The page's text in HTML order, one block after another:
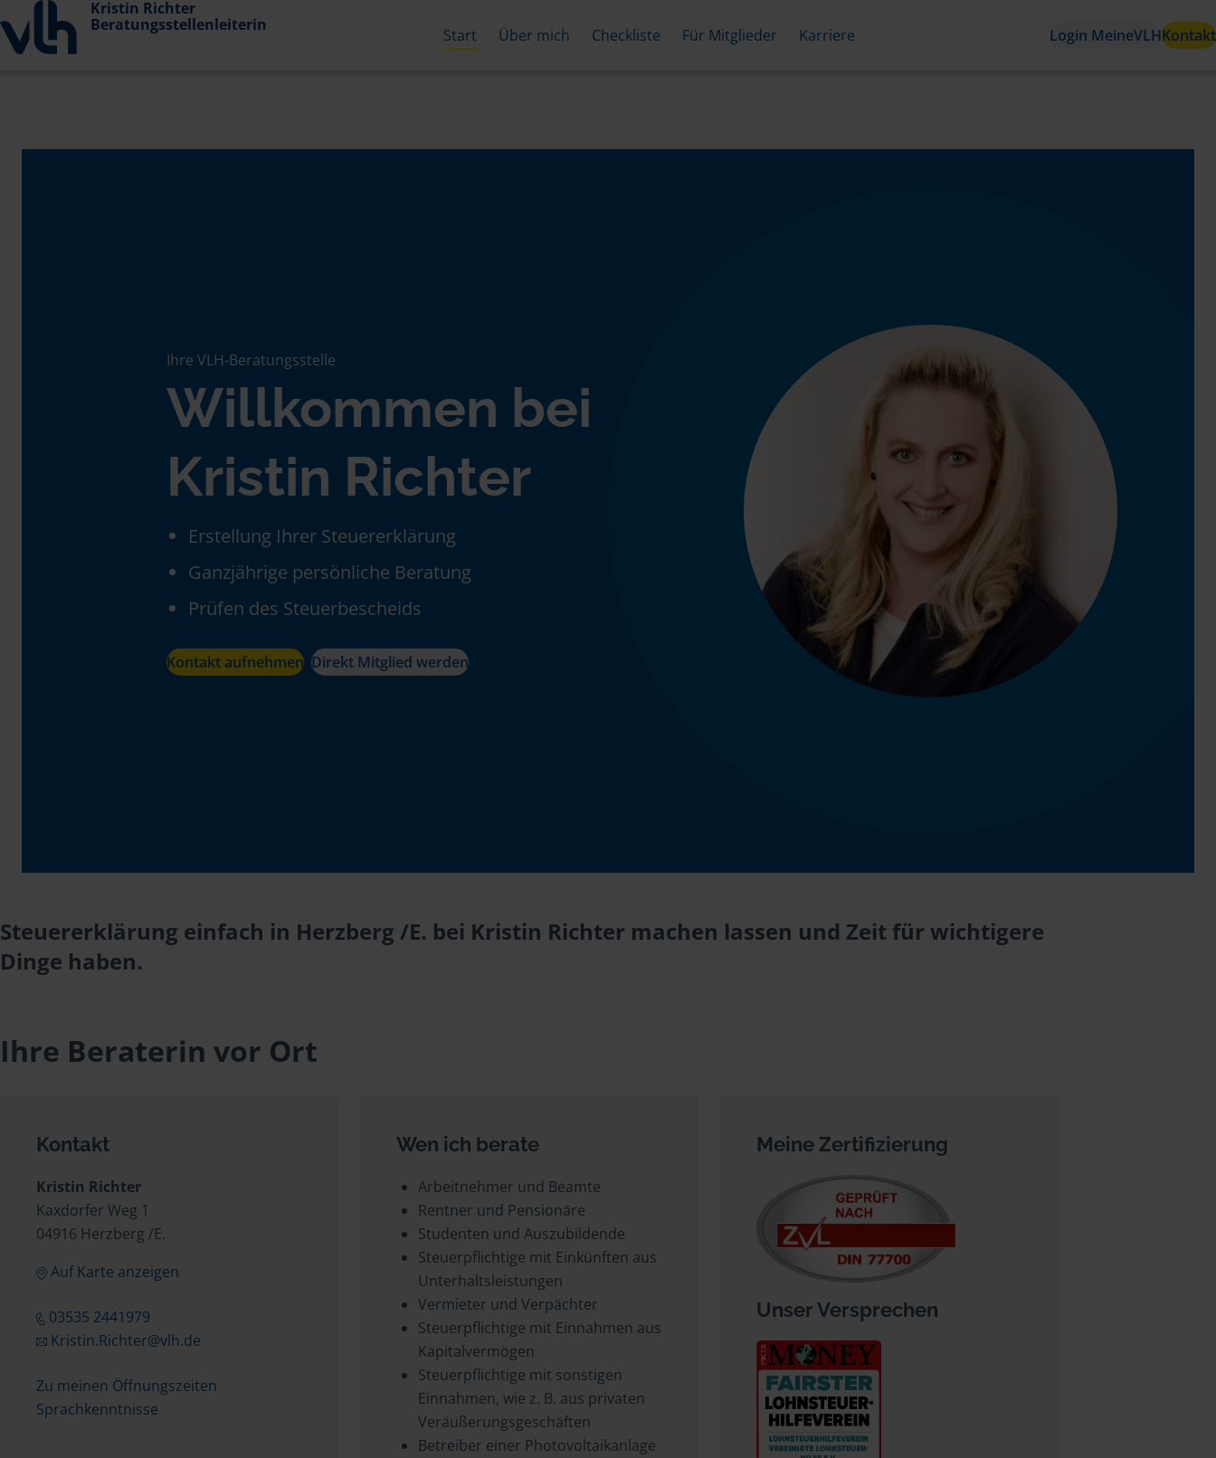
Kristin Richter
Beratungsstellenleiterin
Start Über mich Checkliste Für Mitglieder Karriere Login MeineVLHKontakt
Ihre VLH-Beratungsstelle
Willkommen bei
Kristin Richter
Erstellung Ihrer Steuererklärung
Ganzjährige persönliche Beratung
Prüfen des Steuerbescheids
Kontakt aufnehmen Direkt Mitglied werden
Steuererklärung einfach in Herzberg /E. bei Kristin Richter machen lassen und Zeit für wichtigere
Dinge haben.
Ihre Beraterin vor Ort
Kontakt
Kristin Richter
Kaxdorfer Weg 1
04916 Herzberg /E.
Auf Karte anzeigen
03535 2441979
Kristin.Richter@vlh.de
Zu meinen Öffnungszeiten
Sprachkenntnisse
Wen ich berate
Arbeitnehmer und Beamte
Rentner und Pensionäre
Studenten und Auszubildende
Steuerpflichtige mit Einkünften aus
Unterhaltsleistungen
Vermieter und Verpächter
Steuerpflichtige mit Einnahmen aus
Kapitalvermögen
Steuerpflichtige mit sonstigen
Einnahmen, wie z. B. aus privaten
Veräußerungsgeschäften
Betreiber einer Photovoltaikanlage
Meine Zertifizierung
Unser Versprechen